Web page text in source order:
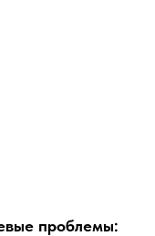
проблемы: